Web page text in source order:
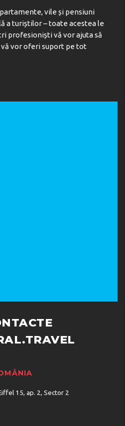
o atmosferă plăcută la bar
vile și pensiuni
a turiștilor – toate acestea le
profesioniști vă vor ajuta să
vor oferi suport pe tot
15, ap. 2, Sector 2